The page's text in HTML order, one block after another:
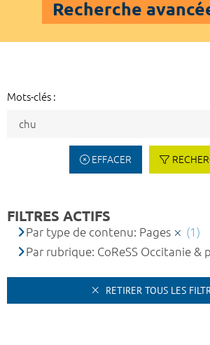
Recherche
Mots-clés :
EFFACER
FILTRES ACTIFS
Par type de contenu: Pages
(1)
Par rubrique: CoReSS Occitanie &
RETIRER TOUS LES